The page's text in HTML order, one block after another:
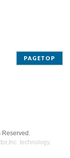
PAGETOP
Reserved.
technology.